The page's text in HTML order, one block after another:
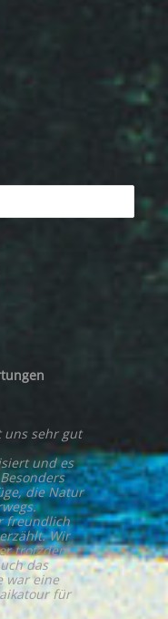
uns sehr gut
und es
die Natur
freundlich
Wir
trotzdem
das
war eine
für